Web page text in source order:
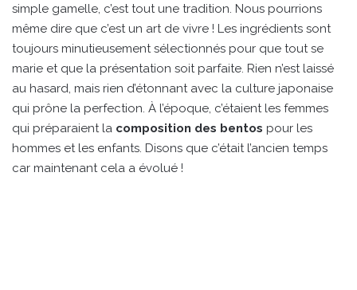
simple gamelle, c’est tout une tradition. Nous pourrions
même dire que c’est un art de vivre ! Les ingrédients sont
toujours minutieusement sélectionnés pour que tout se
marie et que la présentation soit parfaite. Rien n’est laissé
au hasard, mais rien d’étonnant avec la culture japonaise
qui prône la perfection. À l’époque, c’étaient les femmes
qui préparaient la composition des bentos pour les
hommes et les enfants. Disons que c’était l’ancien temps
car maintenant cela a évolué !